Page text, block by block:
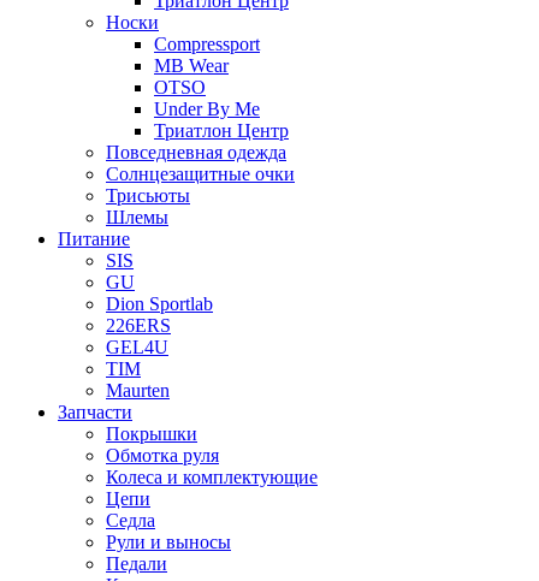
Носки
Compressport
MB Wear
OTSO
Under By Me
Триатлон Центр
Повседневная одежда
Солнцезащитные очки
Трисьюты
Шлемы
Питание
SIS
GU
Dion Sportlab
226ERS
GEL4U
TIM
Maurten
Запчасти
Покрышки
Обмотка руля
Колеса и комплектующие
Цепи
Седла
Рули и выносы
Педали